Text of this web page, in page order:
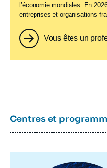
l’économie mondiales. En
entreprises et organisations
Vous êtes un
Centres et